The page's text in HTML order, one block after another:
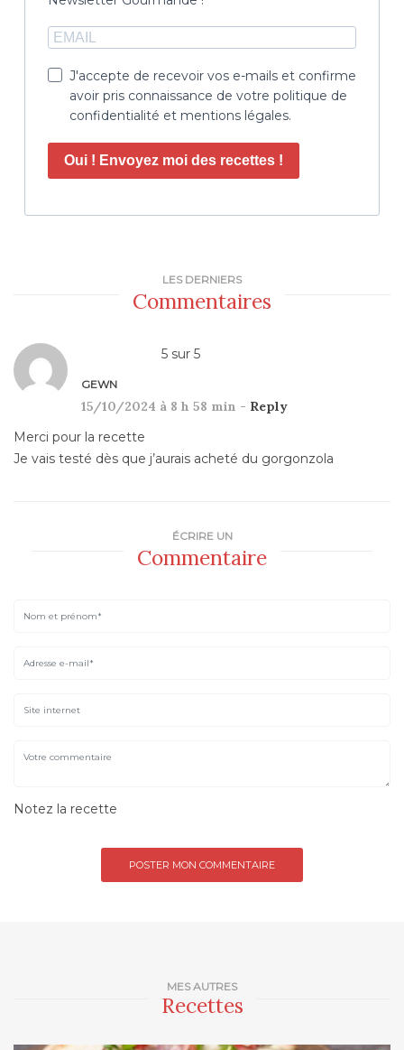
J'accepte de recevoir vos e-mails et confirme
avoir pris connaissance de votre politique de
confidentialité et mentions légales.
Oui ! Envoyez moi des recettes !
MES AUTRES
Recettes
LES DERNIERS
Commentaires
5 sur 5
GEWN
15/10/2024 à 8 h 58 min - Reply
Merci pour la recette
Je vais testé dès que j’aurais acheté du gorgonzola
ÉCRIRE UN
Commentaire
Notez la recette